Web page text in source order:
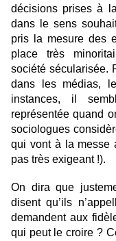
décisions prises à
dans le sens
pris la mesure des
place très
société sécularisée.
dans les médias,
instances, il
représentée quand
sociologues
qui vont à la messe
pas très exigeant !).
On dira que
disent qu’ils
demandent aux
qui peut le croire ?